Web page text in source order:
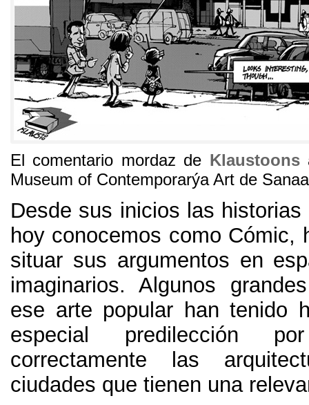
El comentario mordaz de Klaustoons
Museum of Contemporarýa Art de Sanaa
Desde sus inicios las historias
hoy conocemos como Cómic,
situar sus argumentos en
imaginarios.Algunos
ese arte popular han tenido
especial predilección
correctamente las
ciudades que tienen una